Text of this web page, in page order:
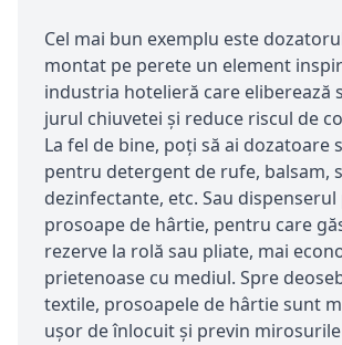
Cel mai bun exemplu este
montat pe perete un element
industria hotelieră care eliberează
jurul chiuvetei și reduce riscul de
La fel de bine, poți să ai dozatoare
pentru detergent de rufe, balsam,
dezinfectante, etc. Sau
prosoape de hârtie, pentru care
rezerve la rolă sau pliate, mai
prietenoase cu mediul. Spre
textile, prosoapele de hârtie sunt
ușor de înlocuit și previn